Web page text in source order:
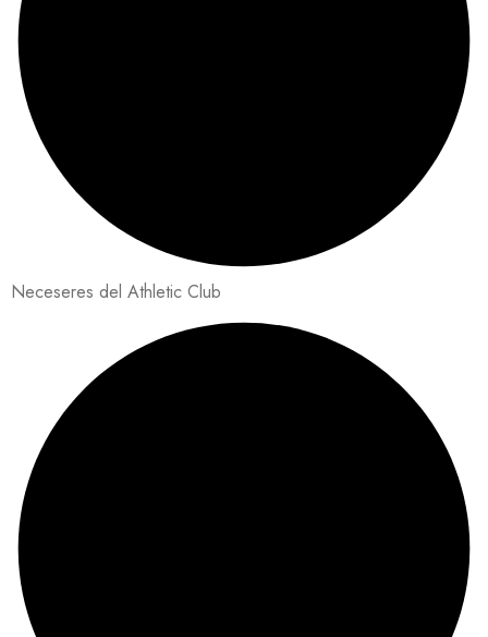
Neceseres del Athletic Club